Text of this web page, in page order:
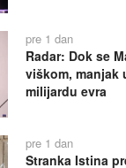
pre 1 dan
Radar: Dok se
viškom, manjak
milijardu evra
pre 1 dan
Stranka Istina